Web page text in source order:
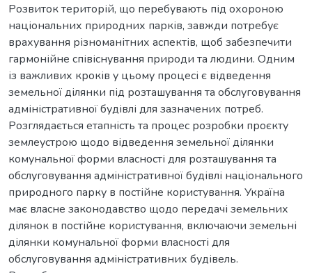
Розвиток територій, що перебувають під охороною
національних природних парків, завжди потребує
врахування різноманітних аспектів, щоб забезпечити
гармонійне співіснування природи та людини. Одним
із важливих кроків у цьому процесі є відведення
земельної ділянки під розташування та обслуговування
адміністративної будівлі для зазначених потреб.
Розглядається етапність та процес розробки проєкту
землеустрою щодо відведення земельної ділянки
комунальної форми власності для розташування та
обслуговування адміністративної будівлі національного
природного парку в постійне користування. Україна
має власне законодавство щодо передачі земельних
ділянок в постійне користування, включаючи земельні
ділянки комунальної форми власності для
обслуговування адміністративних будівель.